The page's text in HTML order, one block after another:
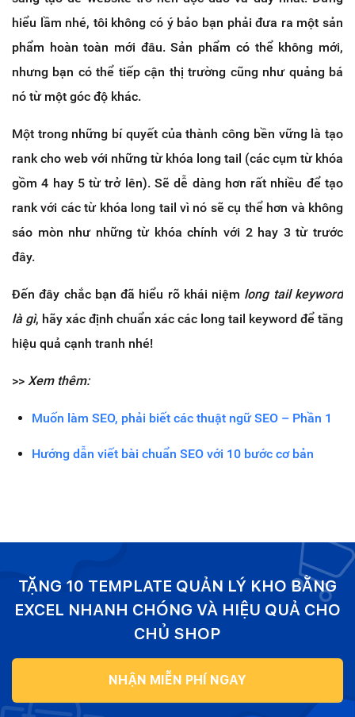
hiểu lầm nhé, tôi không có ý bảo bạn phải đưa ra một sản
phẩm hoàn toàn mới đâu. Sản phẩm có thể không mới,
nhưng bạn có thể tiếp cận thị trường cũng như quảng bá
nó từ một góc độ khác.
Một trong những bí quyết của thành công bền vững là tạo
rank cho web với những từ khóa long tail (các cụm từ khóa
gồm 4 hay 5 từ trở lên). Sẽ dễ dàng hơn rất nhiều để tạo
rank với các từ khóa long tail vì nó sẽ cụ thể hơn và không
sáo mòn như những từ khóa chính với 2 hay 3 từ trước
đây.
Đến đây chắc bạn đã hiểu rõ khái niệm long tail keyword
là gì, hãy xác định chuẩn xác các long tail keyword để tăng
hiệu quả cạnh tranh nhé!
>> Xem thêm:
Muốn làm SEO, phải biết các thuật ngữ SEO – Phần 1
Hướng dẫn viết bài chuẩn SEO với 10 bước cơ bản
TẶNG 10 TEMPLATE QUẢN LÝ KHO BẰNG
EXCEL NHANH CHÓNG VÀ HIỆU QUẢ CHO
CHỦ SHOP
NHẬN MIỄN PHÍ NGAY